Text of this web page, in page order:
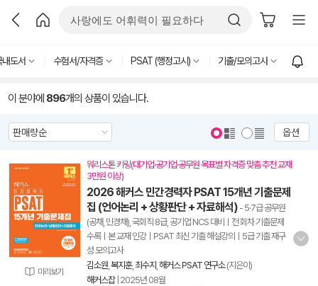
내도서 수험서/자격증 PSAT (행정고시) 기출/모의고사
이 분야에 896개의 상품이 있습니다.
옵션
미리보기
워리스톤 키링(대기업·공기업·공무원 목표별 자격증 맞춤 추천 교재
3만원 이상)
2026 해커스 민간경력자 PSAT 15개년 기출문제
집 (언어논리 + 상황판단 + 자료해석) - 5·7급 공무원
(공채, 민경채), 국회직 8급, 공기업 NCS 대비ㅣ전 회차 기출문제
수록ㅣ본 교재 인강ㅣPSAT 최신 기출 해설강의ㅣ5급 기출 재구
성 모의고사
김소원 복지훈, 최수지 해커스 PSAT 연구소(지은이)
해커스잡| 2025년 08월